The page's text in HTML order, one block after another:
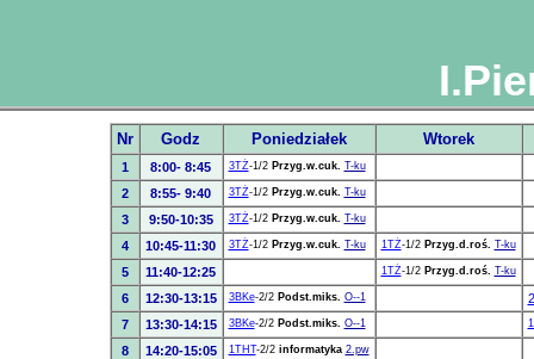
Nr Godz Poniedziałek Wtorek
1 8:00- 8:45 3TŻ-1/2 Przyg.w.cuk. T-ku
2 8:55- 9:40 3TŻ-1/2 Przyg.w.cuk. T-ku
3 9:50-10:35 3TŻ-1/2 Przyg.w.cuk. T-ku
4 10:45-11:30 3TŻ-1/2 Przyg.w.cuk. T-ku 1TŻ-1/2 Przyg.d.roś. T-ku
5 11:40-12:25 1TŻ-1/2 Przyg.d.roś. T-ku
6 12:30-13:15 3BKe-2/2 Podst.miks. O--1
7
13:30-14:15 3BKe-2/2 Podst.miks. O--1
8 14:20-15:05 1THT-2/2 informatyka 2.pw